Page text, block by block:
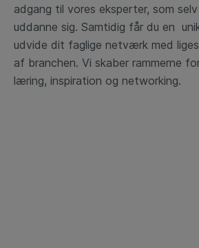
adgang til vores eksperter, som
uddanne sig. Samtidig får du en
udvide dit faglige netværk med
af branchen. Vi skaber rammerne
læring, inspiration og networking.